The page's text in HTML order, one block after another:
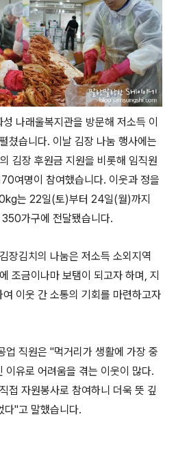
나래울복지관을 방문해 저소득 이
쳤습니다. 이날 김장 나눔 행사에는
김장 후원금 지원을 비롯해 임직원
여명이 참여했습니다. 이웃과 정을
는 22일(토)부터 24일(월)까지
가구에 전달됐습니다.
장김치의 나눔은 저소득 소외지역
조금이나마 보탬이 되고자 하며, 지
이웃 간 소통의 기회를 마련하고자
업 직원은 "먹거리가 생활에 가장 중
이유로 어려움을 겪는 이웃이 많다.
접 자원봉사로 참여하니 더욱 뜻 깊
다"고 말했습니다.